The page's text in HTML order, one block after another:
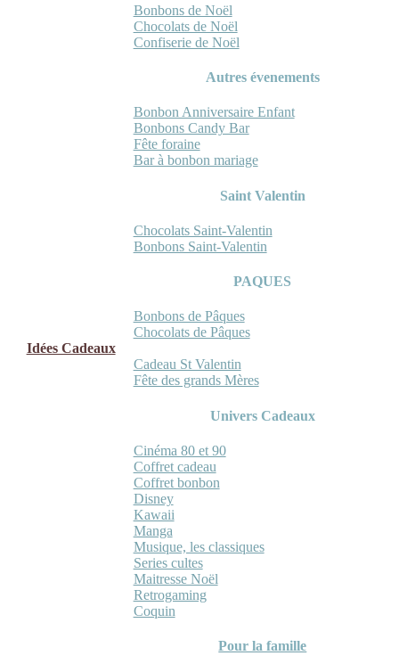
Bonbons de Noël
Chocolats de Noël
Confiserie de Noël
Autres évenements
Bonbon Anniversaire Enfant
Bonbons Candy Bar
Fête foraine
Bar à bonbon mariage
Saint Valentin
Chocolats Saint-Valentin
Bonbons Saint-Valentin
PAQUES
Bonbons de Pâques
Chocolats de Pâques
Idées Cadeaux
Cadeau St Valentin
Fête des grands Mères
Univers Cadeaux
Cinéma 80 et 90
Coffret cadeau
Coffret bonbon
Disney
Kawaii
Manga
Musique, les classiques
Series cultes
Maitresse Noël
Retrogaming
Coquin
Pour la famille